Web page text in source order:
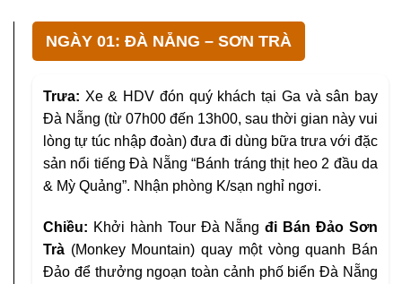
NGÀY 01: ĐÀ NẴNG – SƠN TRÀ
Trưa: Xe & HDV đón quý khách tại Ga và sân bay
Đà Nẵng (từ 07h00 đến 13h00, sau thời gian này vui
lòng tự túc nhập đoàn) đưa đi dùng bữa trưa với đặc
sản nổi tiếng Đà Nẵng “Bánh tráng thịt heo 2 đầu da
& Mỳ Quảng”. Nhận phòng K/sạn nghỉ ngơi.
Chiều: Khởi hành Tour Đà Nẵngđi Bán Đảo Sơn
Trà (Monkey Mountain) quay một vòng quanh Bán
Đảo để thưởng ngoạn toàn cảnh phố biển Đà Nẵng